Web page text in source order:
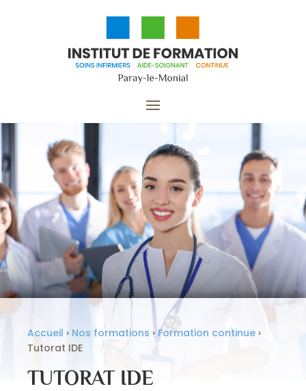
Accueil › Nos formations › Formation continue ›
Tutorat IDE
TUTORAT IDE